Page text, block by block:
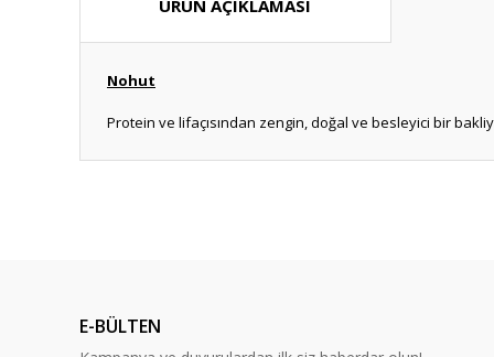
ÜRÜN AÇIKLAMASI
Nohut
Protein ve lifaçısından zengin, doğal ve besleyici bir
Ürün bilgilerinde hatalar bulunuyor.
E-BÜLTEN